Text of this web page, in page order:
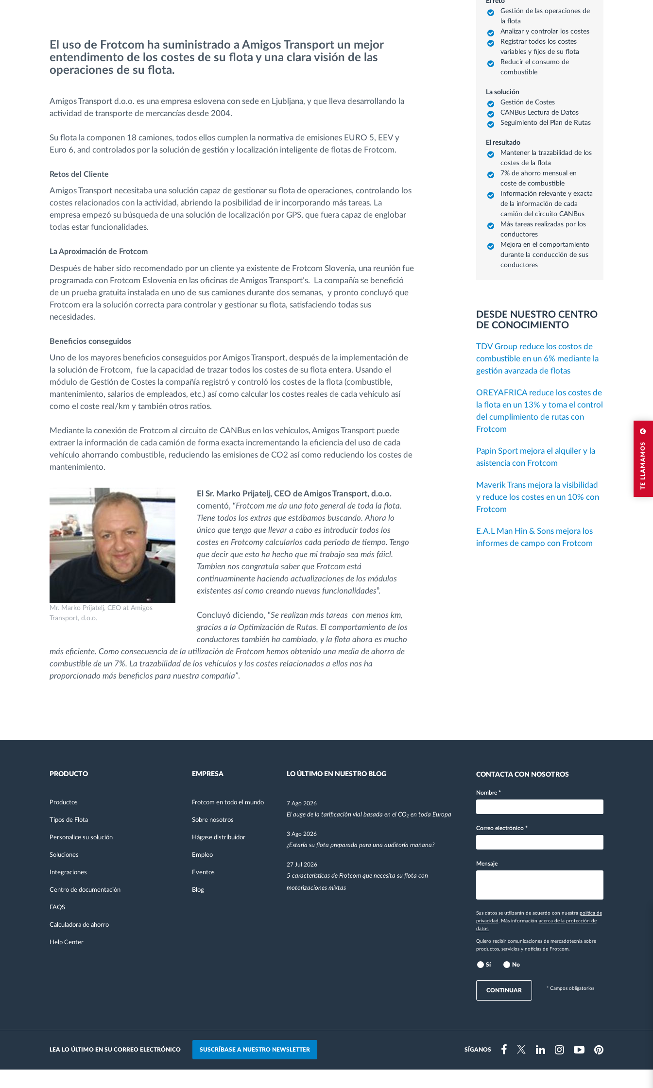
TE LLAMAMOS
Gestión de combustible
Identificación automática del
Descubrir todas las características
El uso de Frotcom ha suministrado a Amigos Transport un mejor
entendimento de los costes de su flota y una clara visión de las
operaciones de su flota.
Amigos Transport d.o.o. es una empresa eslovena con sede en Ljubljana, y que lleva desarrollando la
actividad de transporte de mercancías desde 2004.
Su flota la componen 18 camiones, todos ellos cumplen la normativa de emisiones EURO 5, EEV y
Euro 6, and controlados por la solución de gestión y localización inteligente de flotas de Frotcom.
Retos del Cliente
Amigos Transport necesitaba una solución capaz de gestionar su flota de operaciones, controlando los
costes relacionados con la actividad, abriendo la posibilidad de ir incorporando más tareas. La
empresa empezó su búsqueda de una solución de localización por GPS, que fuera capaz de englobar
todas estar funcionalidades.
La Aproximación de Frotcom
Después de haber sido recomendado por un cliente ya existente de Frotcom Slovenia, una reunión fue
programada con Frotcom Eslovenia en las oficinas de Amigos Transport’s. La compañía se benefició
de un prueba gratuita instalada en uno de sus camiones durante dos semanas, y pronto concluyó que
Frotcom era la solución correcta para controlar y gestionar su flota, satisfaciendo todas sus
necesidades.
Beneficios conseguidos
Uno de los mayores beneficios conseguidos por Amigos Transport, después de la implementación de
la solución de Frotcom, fue la capacidad de trazar todos los costes de su flota entera. Usando el
módulo de Gestión de Costes la compañía registró y controló los costes de la flota (combustible,
mantenimiento, salarios de empleados, etc.) así como calcular los costes reales de cada vehículo así
como el coste real/km y también otros ratios.
Mediante la conexión de Frotcom al circuito de CANBus en los vehículos, Amigos Transport puede
extraer la información de cada camión de forma exacta incrementando la eficiencia del uso de cada
vehículo ahorrando combustible‚ reduciendo las emisiones de CO2 así como reduciendo los costes de
mantenimiento.
Mr. Marko Prijatelj, CEO at Amigos
Transport, d.o.o.
El Sr. Marko Prijatelj, CEO de Amigos Transport, d.o.o.
comentó, “Frotcom me da una foto general de toda la flota.
Tiene todos los extras que estábamos buscando. Ahora lo
único que tengo que llevar a cabo es introducir todos los
costes en Frotcomy calcularlos cada periodo de tiempo. Tengo
que decir que esto ha hecho que mi trabajo sea más fáicl.
Tambien nos congratula saber que Frotcom está
continuaminente haciendo actualizaciones de los módulos
existentes así como creando nuevas funcionalidades”.
Concluyó diciendo, “Se realizan más tareas con menos km‚
gracias a la Optimización de Rutas. El comportamiento de los
conductores también ha cambiado, y la flota ahora es mucho
más eficiente. Como consecuencia de la utilización de Frotcom hemos obtenido una media de ahorro de
combustible de un 7%. La trazabilidad de los vehículos y los costes relacionados a ellos nos ha
proporcionado más beneficios para nuestra compañía”.
Gestión de las operaciones de
la flota
Analizar y controlar los costes
Registrar todos los costes
variables y fijos de su flota
Reducir el consumo de
combustible
La solución
Gestión de Costes
CANBus Lectura de Datos
Seguimiento del Plan de Rutas
El resultado
Mantener la trazabilidad de los
costes de la flota
7% de ahorro mensual en
coste de combustible
Información relevante y exacta
de la información de cada
camión del circuito CANBus
Más tareas realizadas por los
conductores
Mejora en el comportamiento
durante la conducción de sus
conductores
DESDE NUESTRO CENTRO
DE CONOCIMIENTO
TDV Group reduce los costos de
combustible en un 6% mediante la
gestión avanzada de flotas
OREYAFRICA reduce los costes de
la flota en un 13% y toma el control
del cumplimiento de rutas con
Frotcom
Papin Sport mejora el alquiler y la
asistencia con Frotcom
Maverik Trans mejora la visibilidad
y reduce los costes en un 10% con
Frotcom
E.A.L Man Hin & Sons mejora los
informes de campo con Frotcom
PRODUCTO
Productos
Tipos de Flota
Personalice su solución
Soluciones
Integraciones
Centro de documentación
FAQS
Calculadora de ahorro
Help Center
EMPRESA
Frotcom en todo el mundo
Sobre nosotros
Hágase distribuidor
Empleo
Eventos
Blog
LO ÚLTIMO EN NUESTRO BLOG
7 Ago 2026
El auge de la tarificación vial basada en el CO₂ en toda Europa
3 Ago 2026
¿Estaría su flota preparada para una auditoría mañana?
27 Jul 2026
5 características de Frotcom que necesita su flota con
motorizaciones mixtas
CONTACTA CON NOSOTROS
Nombre *
Correo electrónico *
Mensaje
Sus datos se utilizarán de acuerdo con nuestra política de
privacidad . Más información acerca de la protección de
datos.
Quiero recibir comunicaciones de mercadotecnia sobre
productos, servicios y noticias de Frotcom.
Sí No
CONTINUAR * Campos obligatorios
LEA LO ÚLTIMO EN SU CORREO ELECTRÓNICO SUSCRÍBASE A NUESTRO NEWSLETTER SÍGANOS
FacebookTwitterLinkedinInstragramYoutubePinterest